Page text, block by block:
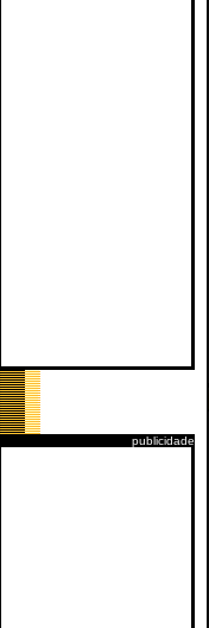
publicidade